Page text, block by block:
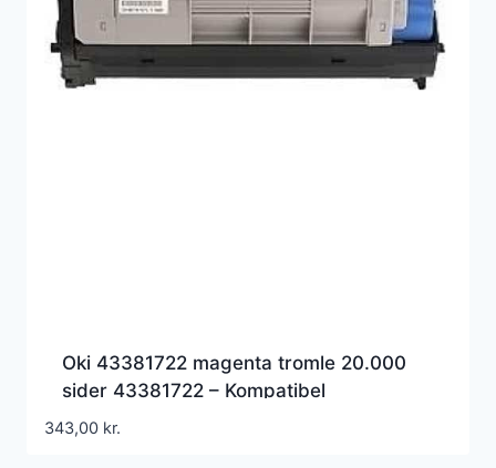
Oki 43381722 magenta tromle 20.000
sider 43381722 – Kompatibel
343,00 kr.